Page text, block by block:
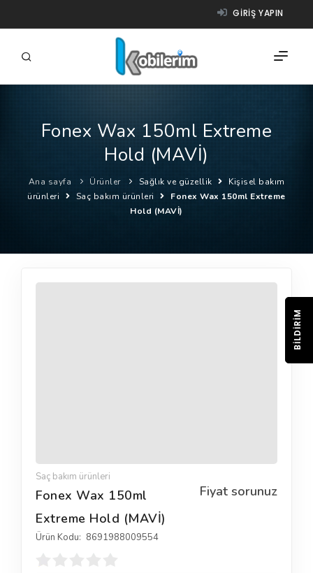
GIRIŞ YAPIN
FIRMALAR
ÜRÜNLER
NASIL ÇALIŞIR?
YARDIM
Fonex Wax 150ml Extreme
Hold (MAVİ)
Ana sayfa Ürünler Sağlık ve güzellik
Kişisel bakım
ürünleri
Saç bakım ürünleri
Fonex Wax 150ml Extreme
Hold (MAVİ)
Saç bakım ürünleri
Fiyat sorunuz
Fonex Wax 150ml
Extreme Hold (MAVİ)
Ürün Kodu: 8691988009554
BILDIRIM